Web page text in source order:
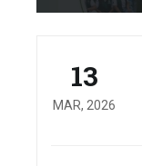
13
MAR, 2026